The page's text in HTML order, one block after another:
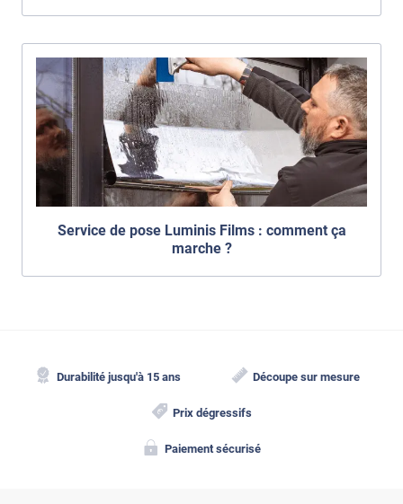
Service de pose Luminis Films : comment ça
marche ?
Durabilité jusqu'à 15 ans Découpe sur mesure
Prix dégressifs
Paiement sécurisé